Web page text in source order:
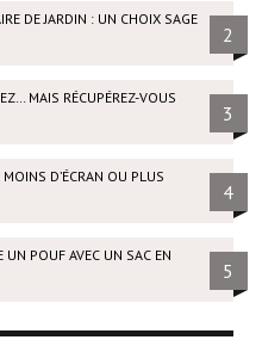
DE JARDIN : UN CHOIX SAGE
2
MAIS RÉCUPÉREZ-VOUS
3
D’ÉCRAN OU PLUS
4
UN POUF AVEC UN SAC EN
5